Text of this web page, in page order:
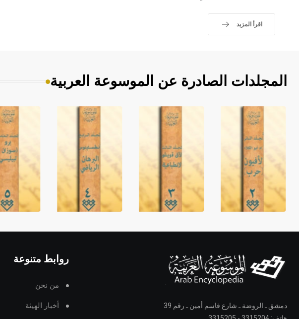
اقرأ المزيد
المجلدات الصادرة عن الموسوعة العربية
دمشق ـ الروضة ـ شارع قاسم أمين ـ رقم 39
روابط متنوعة
من نحن
أخبار الهيئة